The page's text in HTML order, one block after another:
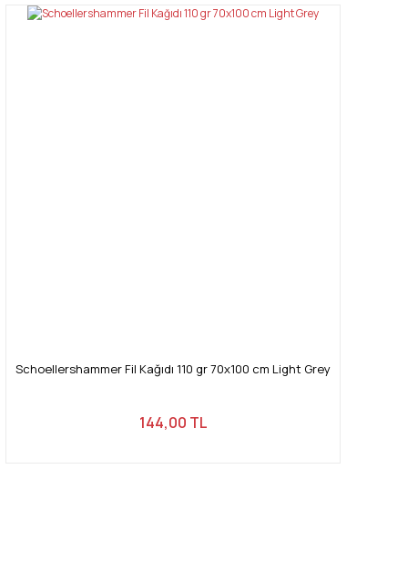
Schoellershammer Fil Kağıdı 110 gr 70x100 cm Light Grey
144,00 TL